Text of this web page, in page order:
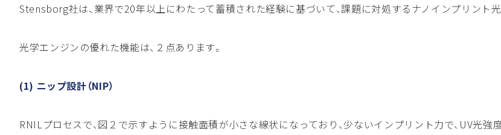
Stensborg社は、業界で20年以上にわたって蓄積された経験に基づいて、課題に対処するナノインプリント
光学エンジンの優れた機能は、２点あります。
(1) ニップ設計（NIP）
RNILプロセスで、図２で示すように接触面積が小さな線状になっており、少ないインプリント力で、UV光